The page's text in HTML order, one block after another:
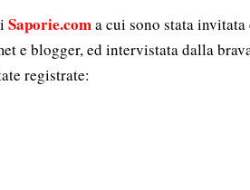
Saporie.coma cui sono stata
e blogger, ed intervistata dalla
registrate: